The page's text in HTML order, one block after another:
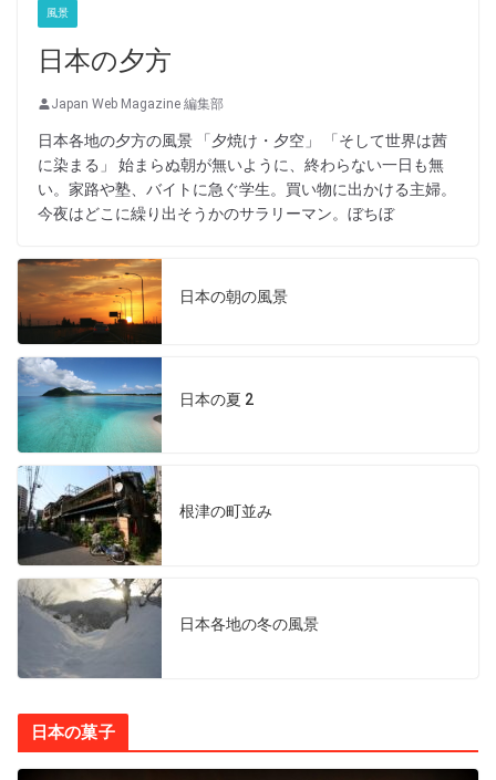
風景
日本の夕方
Japan Web Magazine 編集部
日本各地の夕方の風景 「夕焼け・夕空」 「そして世界は茜
に染まる」 始まらぬ朝が無いように、終わらない一日も無
い。家路や塾、バイトに急ぐ学生。買い物に出かける主婦。
今夜はどこに繰り出そうかのサラリーマン。ぼちぼ
日本の朝の風景
日本の夏 2
根津の町並み
日本各地の冬の風景
日本の菓子